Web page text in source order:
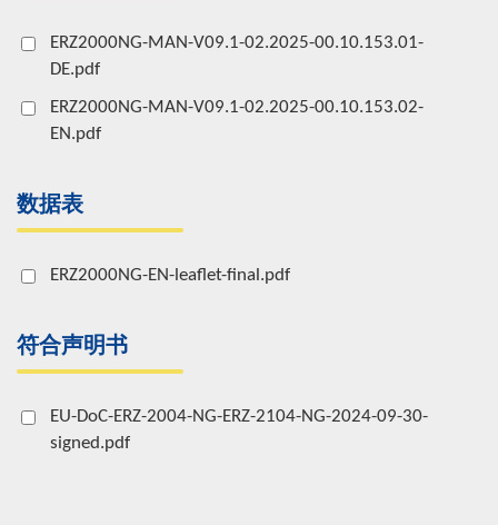
ERZ2000NG-MAN-V09.1-02.2025-00.10.153.01-
DE.pdf
ERZ2000NG-MAN-V09.1-02.2025-00.10.153.02-
EN.pdf
数据表
ERZ2000NG-EN-leaflet-final.pdf
符合声明书
EU-DoC-ERZ-2004-NG-ERZ-2104-NG-2024-09-30-
signed.pdf